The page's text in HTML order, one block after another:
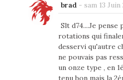
brad- sam 13 Juin
Slt d74....Je
rotations qui
desservi qu'autre
ne pouvais pas
un onze type , en
tenu bon mais la